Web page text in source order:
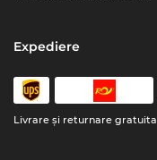
Expediere
Livrare şi returnare gratuita